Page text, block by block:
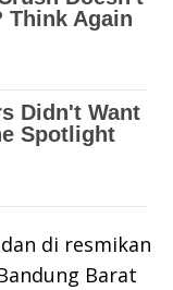
di resmikan
Barat